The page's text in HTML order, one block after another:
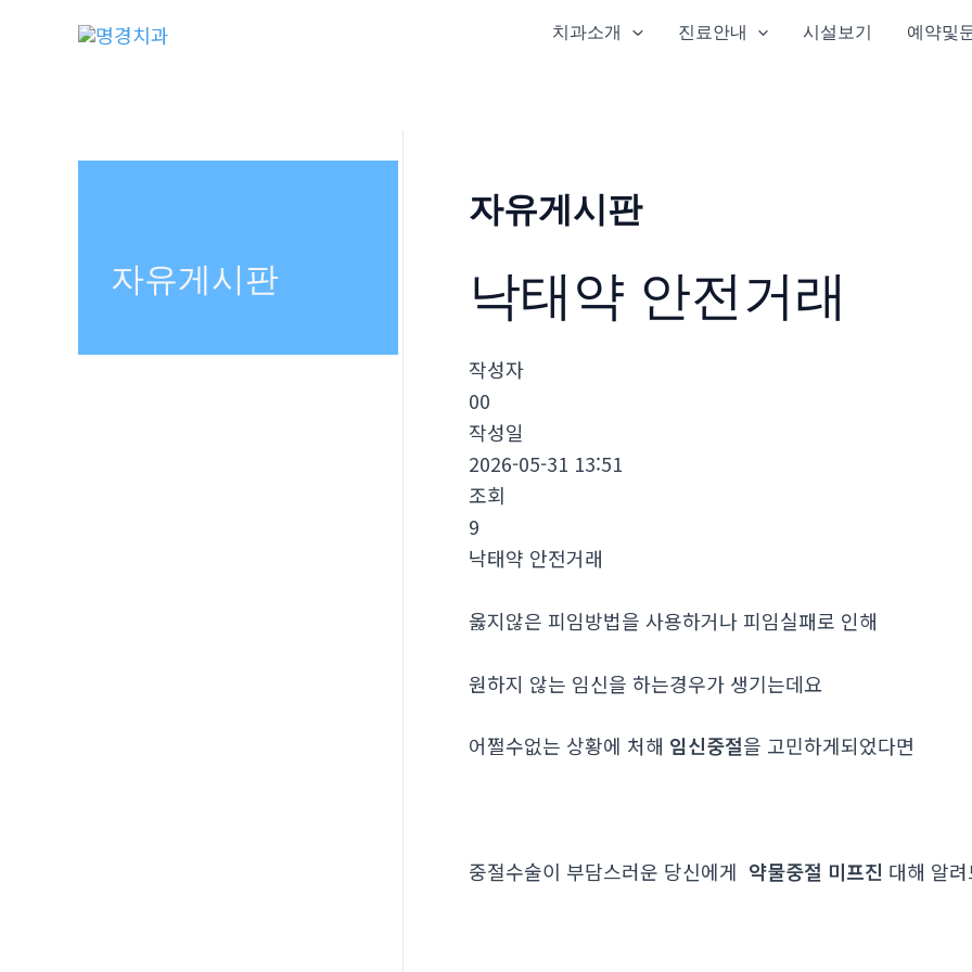
치과소개 진료안내 시설보기 예약및
자유게시판
자유게시판
낙­태약 안전거래
작성자
00
작성일
2026-05-31 13:51
조회
9
낙­태약 안전거래
옳지않은 피임방법을 사용하거나 피임실패로 인해
원하지 않는 임신을 하는경우가 생기는데요
어쩔수없는 상황에 처해 임신중절을 고민하게되었다면
중절수술이 부담스러운 당신에게 약물중절 미프진 대해 알